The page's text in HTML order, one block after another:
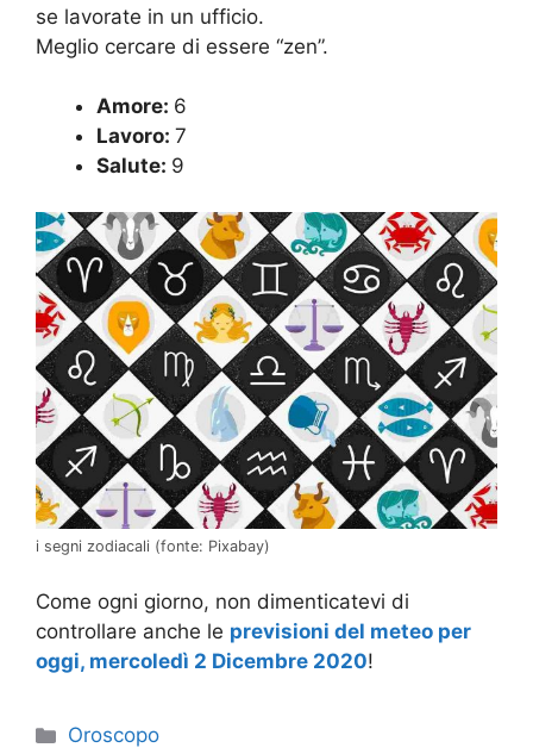
se lavorate in un ufficio.
Meglio cercare di essere “zen”.
Amore: 6
Lavoro: 7
Salute: 9
i segni zodiacali (fonte: Pixabay)
Come ogni giorno, non dimenticatevi di
controllare anche le previsioni del meteo per
oggi, mercoledì 2 Dicembre 2020!
Categorie
Oroscopo